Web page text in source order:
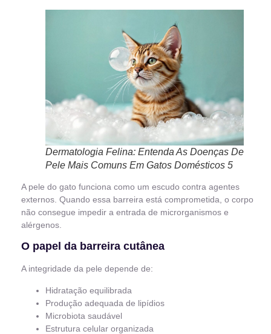
Dermatologia Felina: Entenda As Doenças De
Pele Mais Comuns Em Gatos Domésticos 5
A pele do gato funciona como um escudo contra agentes
externos. Quando essa barreira está comprometida, o corpo
não consegue impedir a entrada de microrganismos e
alérgenos.
O papel da barreira cutânea
A integridade da pele depende de:
Hidratação equilibrada
Produção adequada de lipídios
Microbiota saudável
Estrutura celular organizada